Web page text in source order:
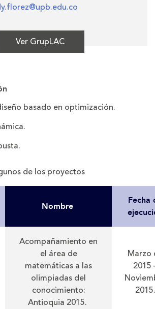
Ver GrupLAC
basado en optimización.
de los proyectos
Nombre
Fecha
Acompañamiento en
el área de
matemáticas a las
olimpiadas del
conocimiento:
Antioquia 2015.
Marzo
2015
2015.